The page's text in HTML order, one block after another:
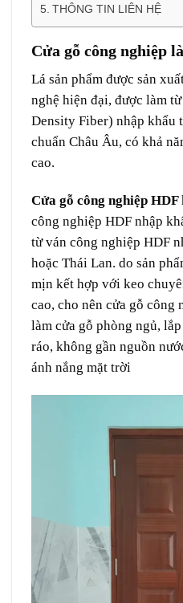
THÔNG TIN LIÊN HỆ
Cửa gỗ công nghiệp
Lá sản phẩm được sản
nghệ hiện đại, được làm
Density Fiber) nhập khẩu
chuẩn Châu Âu, có khả
cao.
Cửa gỗ công nghiệp HDF
công nghiệp HDF nhập
từ ván công nghiệp HDF
hoặc Thái Lan. do sản
mịn kết hợp với keo
cao, cho nên cửa gỗ công
làm cửa gỗ phòng ngủ,
ráo, không gần nguồn
ánh nắng mặt trời